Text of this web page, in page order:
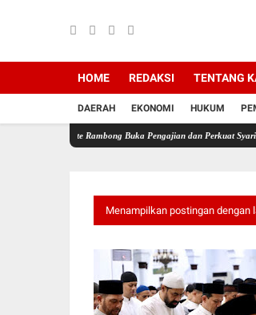
HOME REDAKSI TENTANG
DAERAH EKONOMI HUKUM
Rambong Buka Pengajian dan Perkuat Syariat Islam
Menampilkan postingan dengan